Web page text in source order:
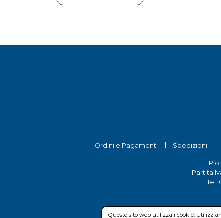
Ordini e Pagamenti Spedizioni
Pio
Partita
Tel.
Questo sito web utilizza i cookie.